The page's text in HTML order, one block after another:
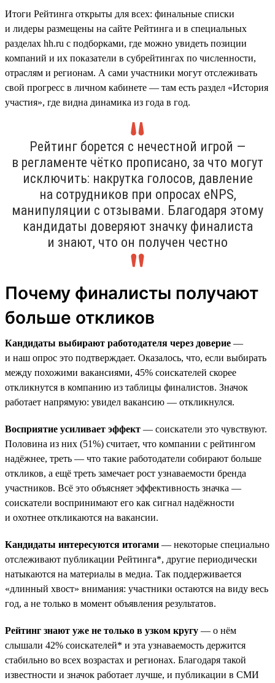
Итоги Рейтинга открыты для всех: финальные списки
и лидеры размещены на сайте Рейтинга и в специальных
разделах hh.ru с подборками, где можно увидеть позиции
компаний и их показатели в субрейтингах по численности,
отраслям и регионам. А сами участники могут отслеживать
свой прогресс в личном кабинете — там есть раздел «История
участия», где видна динамика из года в год.
Рейтинг борется с нечестной игрой —
в регламенте чётко прописано, за что могут
исключить: накрутка голосов, давление
на сотрудников при опросах eNPS,
манипуляции с отзывами. Благодаря этому
кандидаты доверяют значку финалиста
и знают, что он получен честно
Почему финалисты получают
больше откликов
Кандидаты выбирают работодателя через доверие —
и наш опрос это подтверждает. Оказалось, что, если выбирать
между похожими вакансиями, 45% соискателей скорее
откликнутся в компанию из таблицы финалистов. Значок
работает напрямую: увидел вакансию — откликнулся.
Восприятие усиливает эффект — соискатели это чувствуют.
Половина из них (51%) считает, что компании с рейтингом
надёжнее, треть — что такие работодатели собирают больше
откликов, а ещё треть замечает рост узнаваемости бренда
участников. Всё это объясняет эффективность значка —
соискатели воспринимают его как сигнал надёжности
и охотнее откликаются на вакансии.
Кандидаты интересуются итогами — некоторые специально
отслеживают публикации Рейтинга*, другие периодически
натыкаются на материалы в медиа. Так поддерживается
«длинный хвост» внимания: участники остаются на виду весь
год, а не только в момент объявления результатов.
Рейтинг знают уже не только в узком кругу — о нём
слышали 42% соискателей* и эта узнаваемость держится
стабильно во всех возрастах и регионах. Благодаря такой
известности и значок работает лучше, и публикации в СМИ